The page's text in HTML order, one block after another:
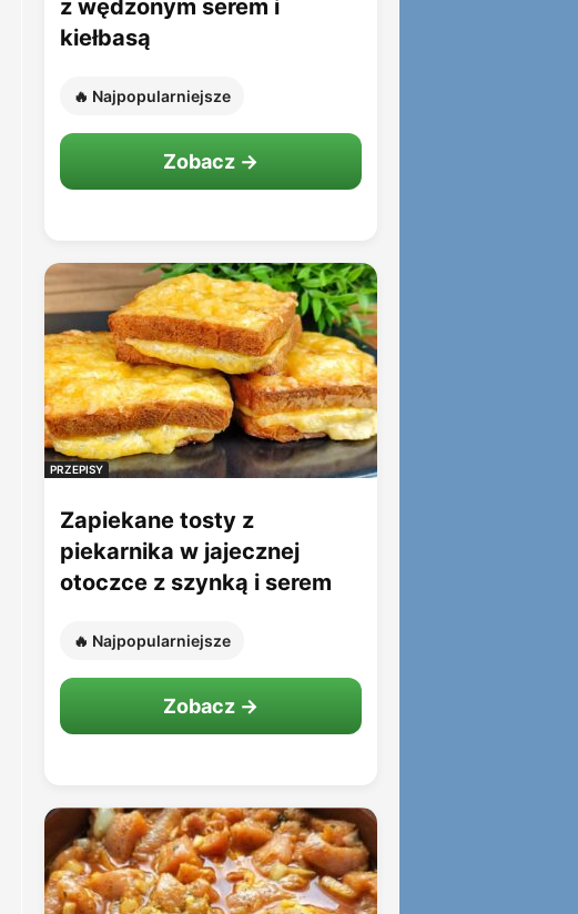
z wędzonym serem i
kiełbasą
🔥 Najpopularniejsze
Zobacz →
PRZEPISY
Zapiekane tosty z
piekarnika w jajecznej
otoczce z szynką i serem
🔥 Najpopularniejsze
Zobacz →